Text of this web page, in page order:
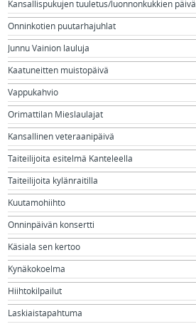
Kansallispukujen tuuletus/luonnonkukkien päivä
Onninkotien puutarhajuhlat
Junnu Vainion lauluja
Kaatuneitten muistopäivä
Vappukahvio
Orimattilan Mieslaulajat
Kansallinen veteraanipäivä
Taiteilijoita esitelmä Kanteleella
Taiteilijoita kylänraitilla
Kuutamohiihto
Onninpäivän konsertti
Käsiala sen kertoo
Kynäkokoelma
Hiihtokilpailut
Laskiaistapahtuma